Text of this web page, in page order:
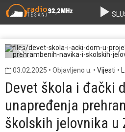
devet-skola-i-acki-dom-u-
enja-prehrambenih-navika-
Previous
03.02.2025 • Objavljeno u: • Vijesti •
Devet škola i đački
unapređenja
školskih jelovnika u